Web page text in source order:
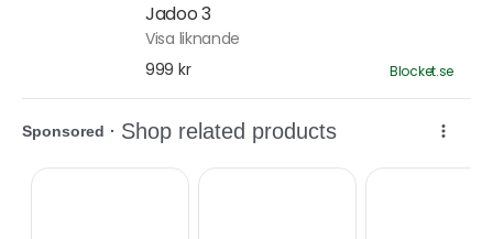
Jadoo 3
Visa liknande
999 kr
Blocket.se